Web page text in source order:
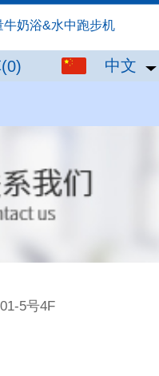
牛奶浴&水中跑步机
(0) 中文
中文
日本語
5号4F